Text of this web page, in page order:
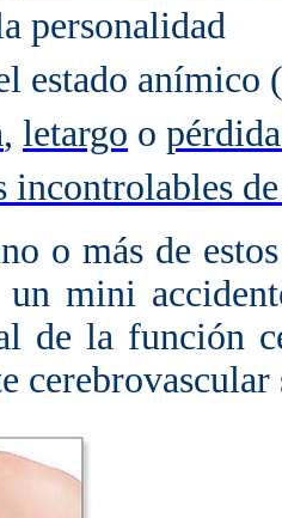
personalidad
estado anímico
, letargo o
o más de
un mini
de la función